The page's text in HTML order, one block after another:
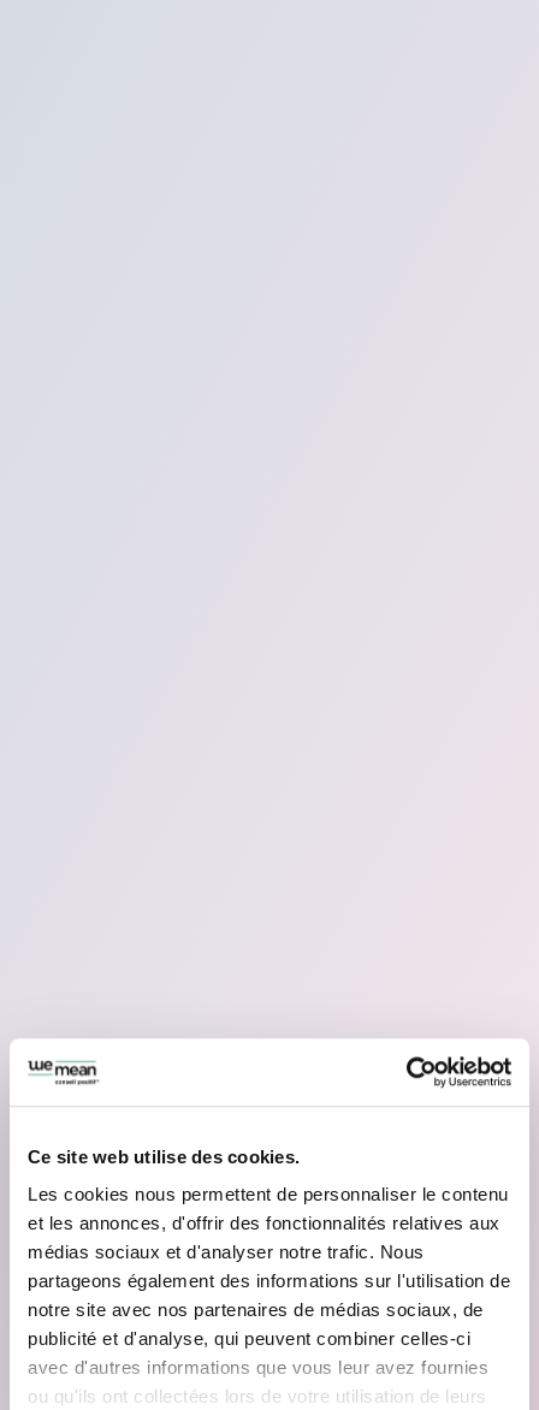
Ce site web utilise des cookies.
Les cookies nous permettent de personnaliser le contenu
et les annonces, d'offrir des fonctionnalités relatives aux
médias sociaux et d'analyser notre trafic. Nous
partageons également des informations sur l'utilisation de
notre site avec nos partenaires de médias sociaux, de
publicité et d'analyse, qui peuvent combiner celles-ci
avec d'autres informations que vous leur avez fournies
ou qu'ils ont collectées lors de votre utilisation de leurs